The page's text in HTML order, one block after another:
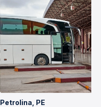
Petrolina, PE